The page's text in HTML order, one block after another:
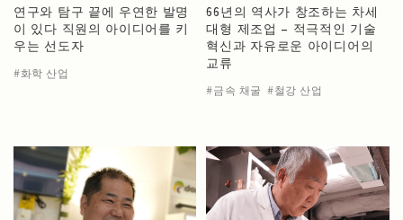
연구와 탐구 끝에 우연한 발명
이 있다 직원의 아이디어를 키
우는 선도자
화학 산업
66년의 역사가 창조하는 차세
대형 제조업 – 적극적인 기술
혁신과 자유로운 아이디어의
교류
금속 채굴 철강 산업